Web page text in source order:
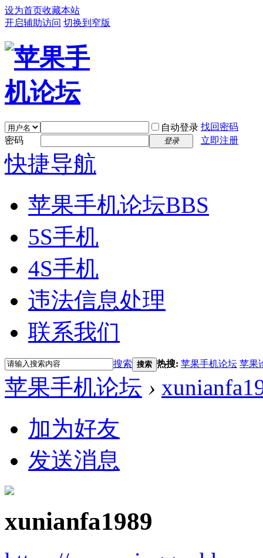
设为首页收藏本站
开启辅助访问 切换到窄版
自动登录 找回密码
密码
登录 立即注册
快捷导航
苹果手机论坛BBS
5S手机
4S手机
违法信息处理
联系我们
搜索 搜索 热搜: 苹果手机论坛 苹果
苹果手机论坛 ›
加为好友
发送消息
xunianfa1989